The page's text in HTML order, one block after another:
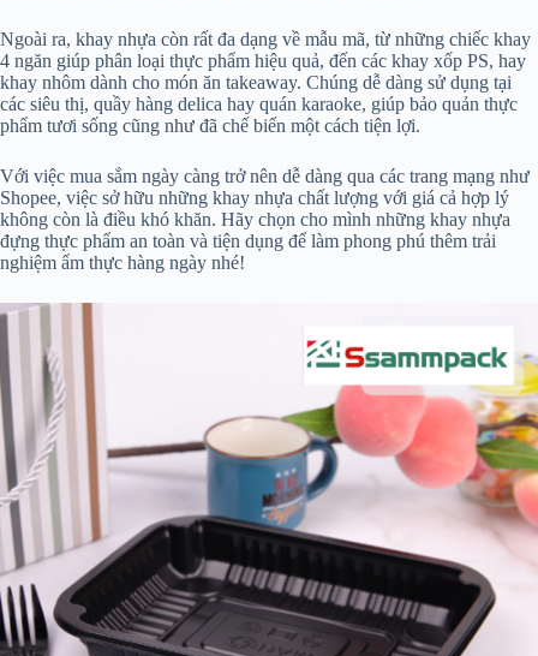
Ngoài ra, khay nhựa còn rất đa dạng về mẫu mã, từ những chiếc khay
4 ngăn giúp phân loại thực phẩm hiệu quả, đến các khay xốp PS, hay
khay nhôm dành cho món ăn takeaway. Chúng dễ dàng sử dụng tại
các siêu thị, quầy hàng delica hay quán karaoke, giúp bảo quản thực
phẩm tươi sống cũng như đã chế biến một cách tiện lợi.
Với việc mua sắm ngày càng trở nên dễ dàng qua các trang mạng như
Shopee, việc sở hữu những khay nhựa chất lượng với giá cả hợp lý
không còn là điều khó khăn. Hãy chọn cho mình những khay nhựa
đựng thực phẩm an toàn và tiện dụng để làm phong phú thêm trải
nghiệm ẩm thực hàng ngày nhé!